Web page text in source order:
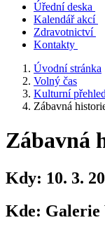
Úřední deska
Kalendář akcí
Zdravotnictví
Kontakty
Úvodní stránka
Volný čas
Kulturní přehled
Zábavná
Zábavná
Kdy: 10. 3.
Kde: